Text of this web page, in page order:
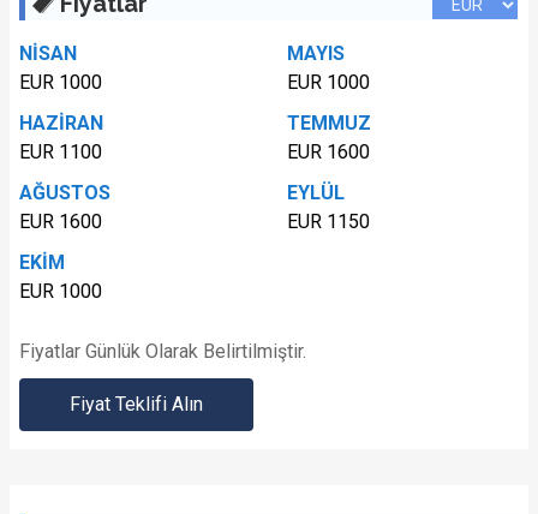
NİSAN
EUR 1000
MAYIS
EUR 1000
HAZİRAN
EUR 1100
TEMMUZ
EUR 1600
AĞUSTOS
EUR 1600
EYLÜL
EUR 1150
EKİM
EUR 1000
Fiyatlar Günlük Olarak Belirtilmiştir.
Fiyat Teklifi Alın